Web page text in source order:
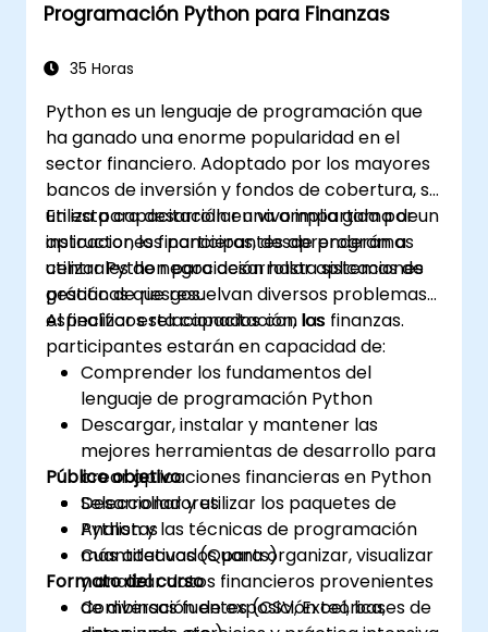
Programación Python para Finanzas
35 Horas
Python es un lenguaje de programación que
ha ganado una enorme popularidad en el
sector financiero. Adoptado por los mayores
bancos de inversión y fondos de cobertura, se
utiliza para desarrollar una amplia gama de
aplicaciones financieras, desde programas
centrales de negociación hasta sistemas de
gestión de riesgos.
En esta capacitación en vivo impartida por un
instructor, los participantes aprenderán a
utilizar Python para desarrollar aplicaciones
prácticas que resuelvan diversos problemas
específicos relacionados con las finanzas.
Al finalizar esta capacitación, los
participantes estarán en capacidad de:
Comprender los fundamentos del
lenguaje de programación Python
Descargar, instalar y mantener las
mejores herramientas de desarrollo para
crear aplicaciones financieras en Python
Seleccionar y utilizar los paquetes de
Python y las técnicas de programación
más adecuados para organizar, visualizar
y analizar datos financieros provenientes
de diversas fuentes (CSV, Excel, bases de
Público objetivo
Desarrolladores
Analistas
Cuantitativos (Quants)
Formato del curso
Combinación de exposición teórica,